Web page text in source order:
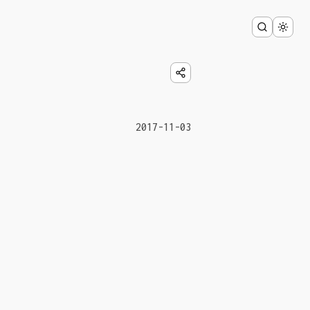
2017-11-03